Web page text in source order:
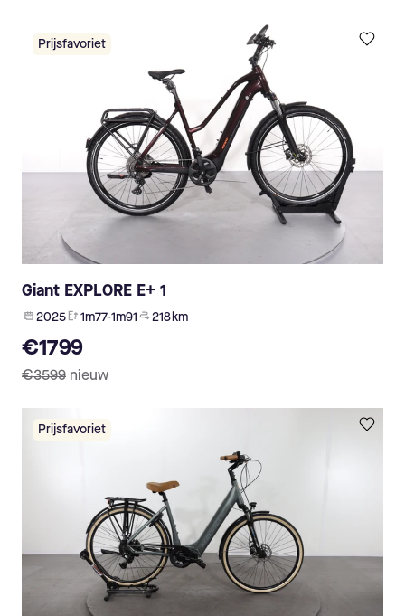
Prijsfavoriet
Giant EXPLORE E+ 1
2025 1m77-1m91 218 km
€1799
€3599 nieuw
Prijsfavoriet